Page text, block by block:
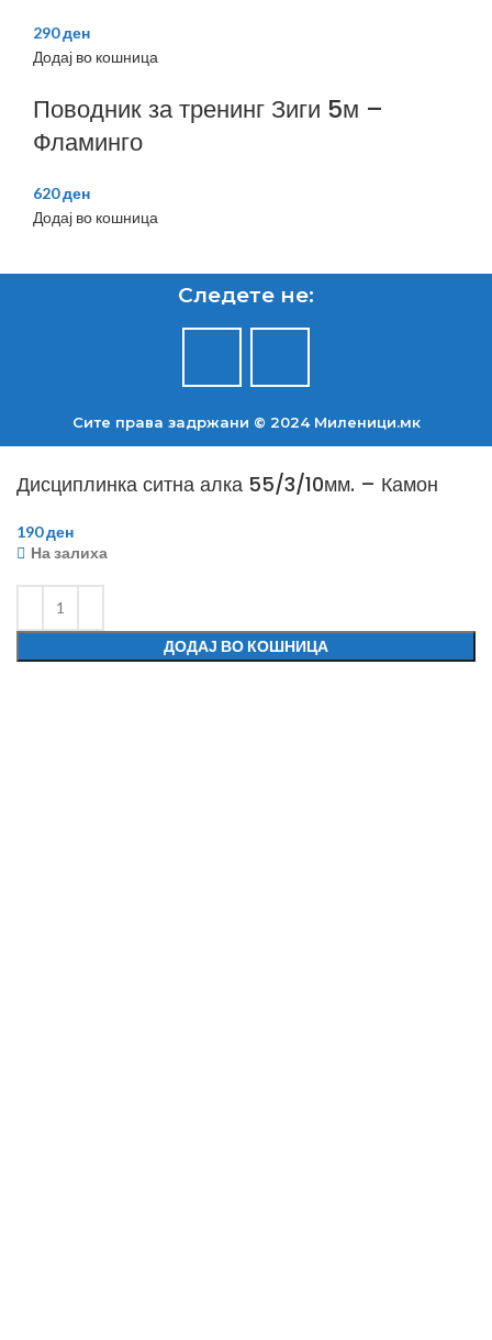
290ден
Додај во кошница
Поводник за тренинг Зиги 5м –
Фламинго
620ден
Додај во кошница
Следете не:
Сите права задржани © 2024 Mиленици.мк
Дисциплинка ситна алка 55/3/10мм. – Камон
190ден
На залиха
ДОДАЈ ВО КОШНИЦА